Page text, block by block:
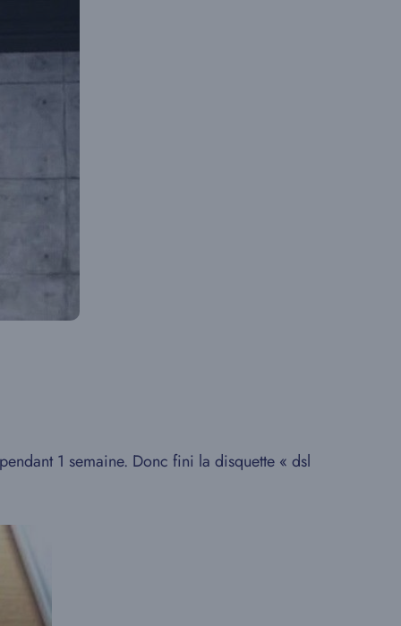
1 semaine. Donc fini la disquette « dsl